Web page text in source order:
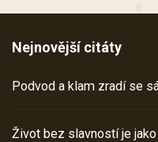
Nejnovější citáty
Podvod a klam zradí se
Život bez slavností je